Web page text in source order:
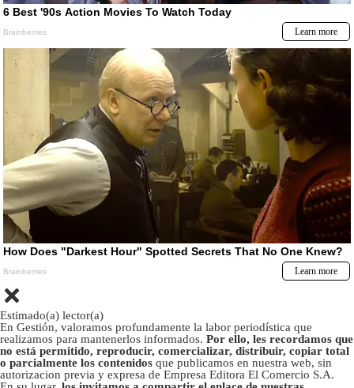
Estimado(a) lector(a)
En Gestión, valoramos profundamente la labor periodística que
realizamos para mantenerlos informados. Por ello, les recordamos que
no está permitido, reproducir, comercializar, distribuir, copiar total
o parcialmente los contenidos que publicamos en nuestra web, sin
autorizacion previa y expresa de Empresa Editora El Comercio S.A.